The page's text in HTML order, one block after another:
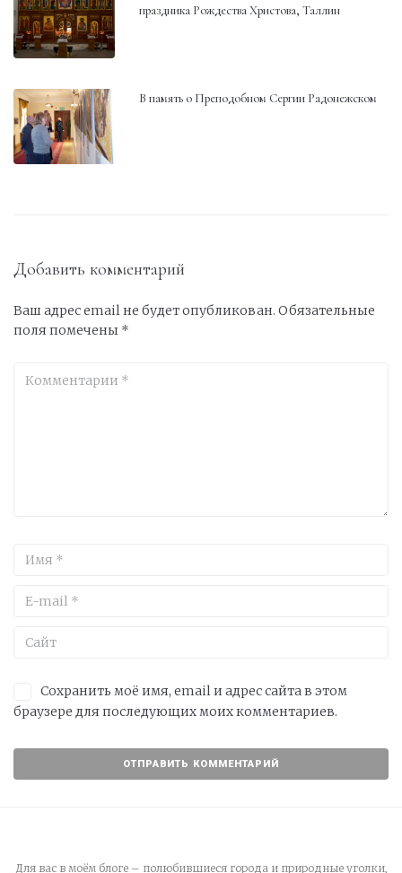
праздника Рождества Христова, Таллин
В память о Преподобном Сергии Радонежском
Добавить комментарий
Ваш адрес email не будет опубликован. Обязательные
поля помечены *
Сохранить моё имя, email и адрес сайта в этом
браузере для последующих моих комментариев.
Для вас в моём блоге – полюбившиеся города и природные уголки,